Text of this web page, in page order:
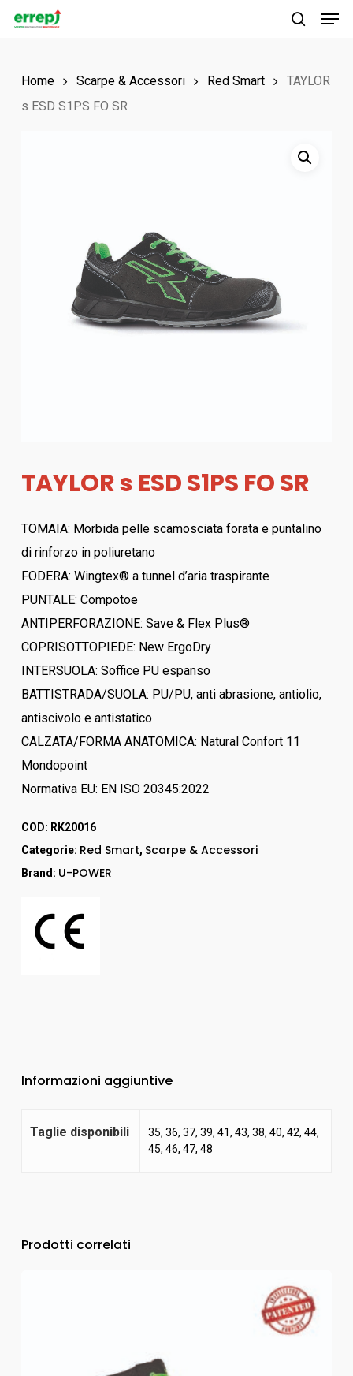
Skip
contentHome Scarpe & Accessori Red Smart
TAYLOR
s ESD S1PS FO SR
TAYLOR s ESD S1PS FO SR
TOMAIA: Morbida pelle scamosciata forata e puntalino
di rinforzo in poliuretano
FODERA: Wingtex® a tunnel d’aria traspirante
PUNTALE: Compotoe
ANTIPERFORAZIONE: Save & Flex Plus®
COPRISOTTOPIEDE: New ErgoDry
INTERSUOLA: Soffice PU espanso
BATTISTRADA/SUOLA: PU/PU, anti abrasione, antiolio,
antiscivolo e antistatico
CALZATA/FORMA ANATOMICA: Natural Confort 11
Mondopoint
Normativa EU: EN ISO 20345:2022
COD: RK20016
Categorie: Red Smart, Scarpe & Accessori
Brand: U-POWER
Informazioni aggiuntive
Taglie disponibili
35, 36, 37, 39, 41, 43, 38, 40, 42, 44,
45, 46, 47, 48
Prodotti correlati